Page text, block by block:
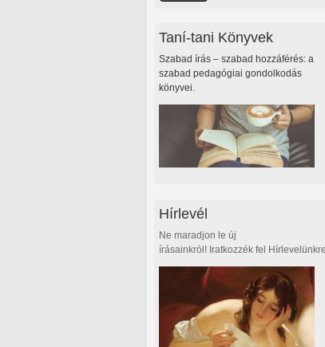
Taní-tani Könyvek
Szabad írás – szabad hozzáférés: a
szabad pedagógiai gondolkodás
könyvei.
Hírlevél
Ne maradjon le új
írásainkról! Iratkozzék fel